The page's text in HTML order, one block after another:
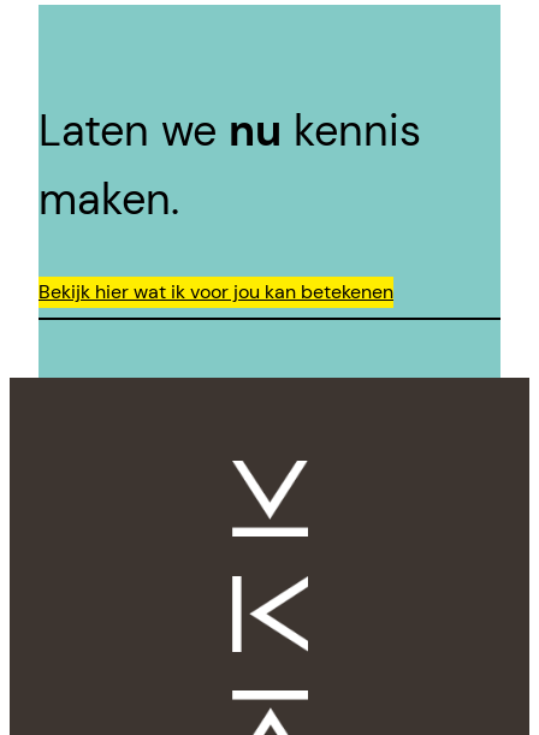
Laten we nu kennis
maken.
Bekijk hier wat ik voor jou kan betekenen